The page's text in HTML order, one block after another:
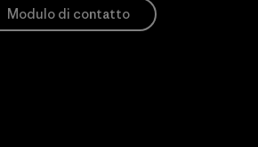
Modulo di contatto